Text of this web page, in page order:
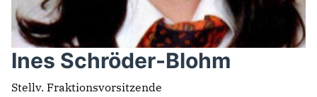
Ines Schröder-Blohm
Stellv. Fraktionsvorsitzende